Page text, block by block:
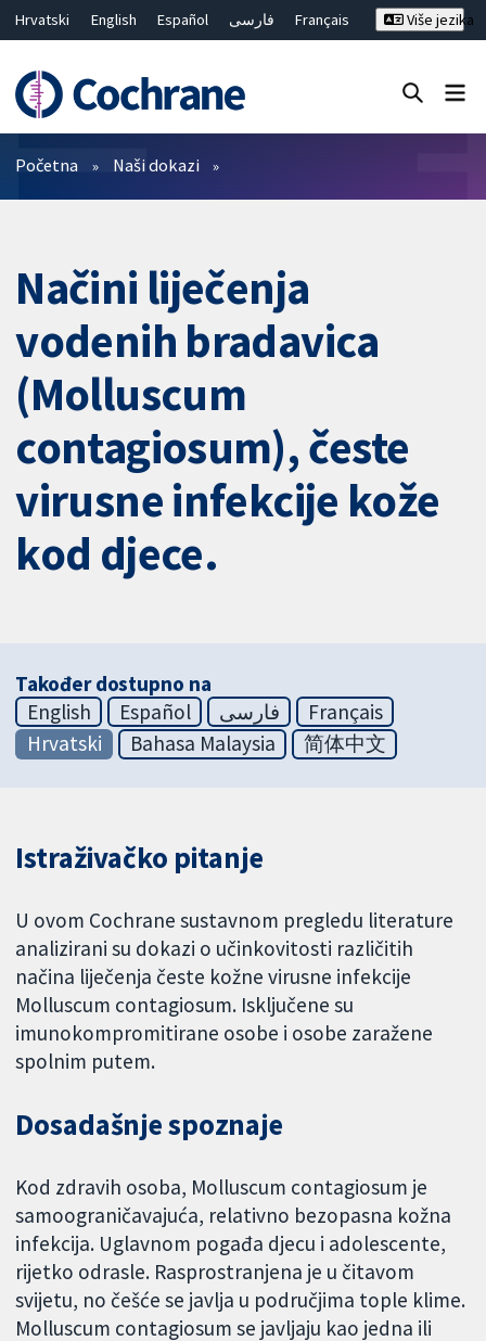
Hrvatski English Español فارسی
Français
繁體中文
简体中文
Više jezika
Prečistači
Početna Naši dokazi
Načini liječenja
vodenih bradavica
(Molluscum
contagiosum), česte
virusne infekcije kože
kod djece.
Također dostupno na
English
Español فارسی
Français
Hrvatski
Bahasa Malaysia 简体中文
Istraživačko pitanje
U ovom Cochrane sustavnom pregledu literature
analizirani su dokazi o učinkovitosti različitih
načina liječenja česte kožne virusne infekcije
Molluscum contagiosum. Isključene su
imunokompromitirane osobe i osobe zaražene
spolnim putem.
Dosadašnje spoznaje
Kod zdravih osoba, Molluscum contagiosum je
samoograničavajuća, relativno bezopasna kožna
infekcija. Uglavnom pogađa djecu i adolescente,
rijetko odrasle. Rasprostranjena je u čitavom
svijetu, no češće se javlja u područjima tople klime.
Molluscum contagiosum se javljaju kao jedna ili